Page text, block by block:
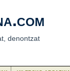
denontzat